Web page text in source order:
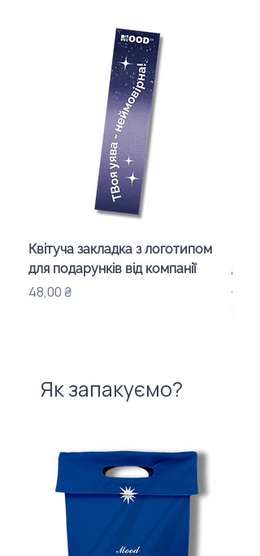
Квітуча закладка з логотипом
для подарунків від компанії
Ціна
48,00 ₴
для
Ціна
Як запакуємо?